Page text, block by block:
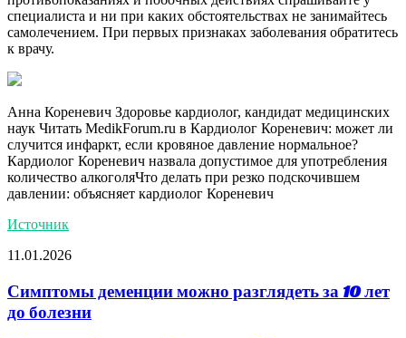
специалиста и ни при каких обстоятельствах не занимайтесь
самолечением. При первых признаках заболевания обратитесь
к врачу.
Анна Кореневич Здоровье кардиолог, кандидат медицинских
наук Читать MedikForum.ru в Кардиолог Кореневич: может ли
случится инфаркт, если кровяное давление нормальное?
Кардиолог Кореневич назвала допустимое для употребления
количество алкоголяЧто делать при резко подскочившем
давлении: объясняет кардиолог Кореневич
Источник
11.01.2026
Симптомы деменции можно разглядеть за 10 лет
до болезни